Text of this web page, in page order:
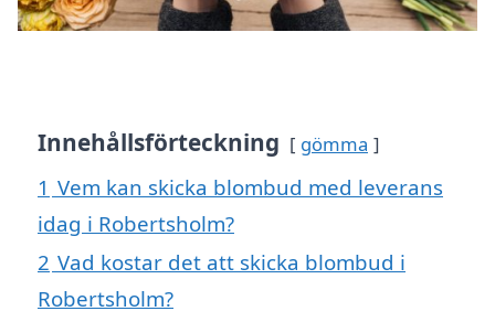
Innehållsförteckning gömma
1 Vem kan skicka blombud med leverans
idag i Robertsholm?
2 Vad kostar det att skicka blombud i
Robertsholm?